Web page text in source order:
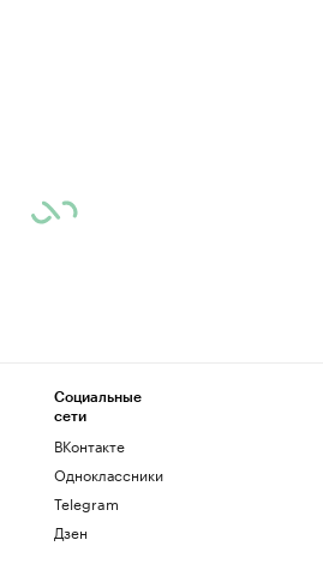
Социальные
сети
ВКонтакте
Одноклассники
Telegram
Дзен